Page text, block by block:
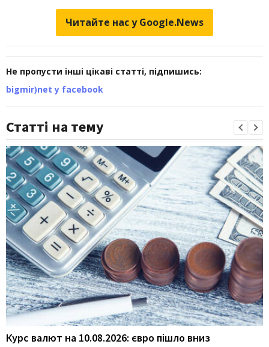
Читайте нас у Google.News
Не пропусти інші цікаві статті, підпишись:
bigmir)net у facebook
Статті на тему
Курс валют на 10.08.2026: євро пішло вниз